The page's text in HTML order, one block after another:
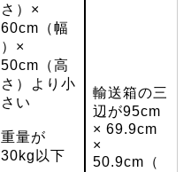
さ）×
60cm（幅
）×
50cm（高
さ）より小
さい
重量が
30kg以下
輸送箱の三
辺が95cm
× 69.9cm
×
50.9cm（